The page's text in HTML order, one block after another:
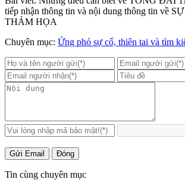
tiếp nhận thông tin và nội dung thông tin về
THẢM HỌA
Chuyên mục: Ứng phó sự cố, thiên tai và tìm
Gửi Email Đóng
Tin cùng chuyên mục